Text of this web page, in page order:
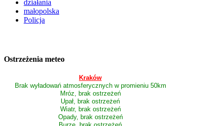
działania
małopolska
Policja
Ostrzeżenia meteo
Kraków
Brak wyładowań atmosferycznych w promieniu 50km
Mróz, brak ostrzeżeń
Upał, brak ostrzeżeń
Wiatr, brak ostrzeżeń
Opady, brak ostrzeżeń